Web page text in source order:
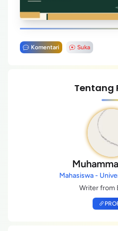
Komentari Suka
Tentang
Mahasiswa -
Writer from